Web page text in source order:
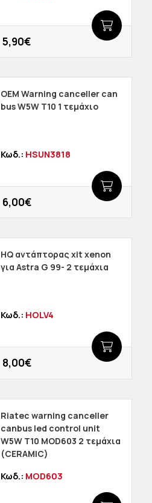
5,90€
ΟΕΜ Warning canceller can
bus W5W T10 1 τεμάχιο
Κωδ.: HSUN3818
6,00€
HQ αντάπτορας xit xenon
για Astra G 99- 2 τεμάχια
Κωδ.: HOLV4
8,00€
Riatec warning canceller
canbus led control unit
W5W T10 MOD603 2 τεμάχια
(CERAMIC)
Κωδ.: MOD603